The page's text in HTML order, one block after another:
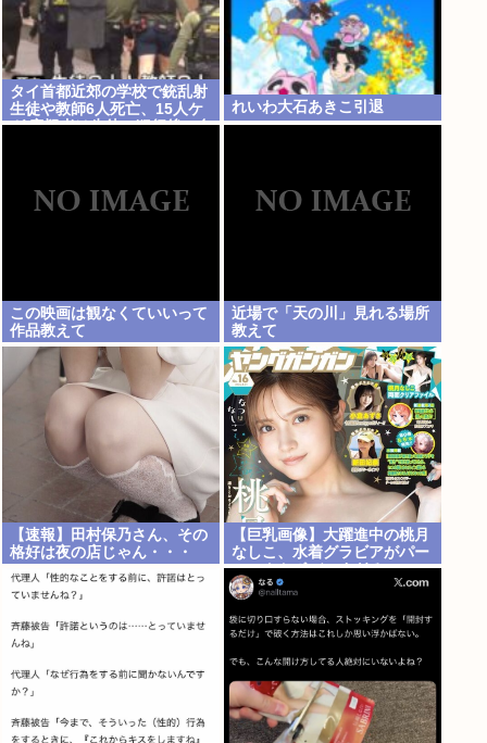
タイ首都近郊の学校で銃乱射
生徒や教師6人死亡、15人ケ
ガ 容疑者は生徒…犯行後に自
れいわ大石あきこ引退
この映画は観なくていいって
作品教えて
近場で「天の川」見れる場所
教えて
【速報】田村保乃さん、その
格好は夜の店じゃん・・・
【巨乳画像】大躍進中の桃月
なしこ、水着グラビアがパー
フェクトボディすぎるwww